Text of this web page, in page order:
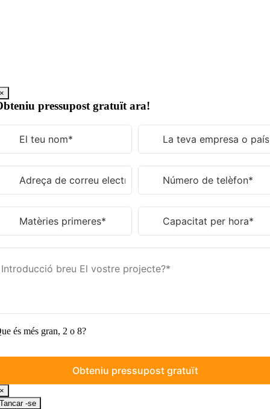
×
pressupost gratuït ara!
és més gran, 2 o 8?
×
Tancar -se